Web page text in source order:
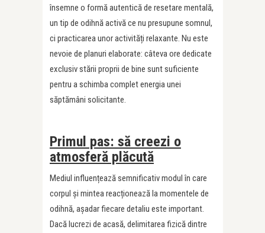
însemne o formă autentică de resetare mentală,
un tip de odihnă activă ce nu presupune somnul,
ci practicarea unor activități relaxante. Nu este
nevoie de planuri elaborate: câteva ore dedicate
exclusiv stării proprii de bine sunt suficiente
pentru a schimba complet energia unei
săptămâni solicitante.
Primul pas: să creezi o
atmosferă plăcută
Mediul influențează semnificativ modul în care
corpul și mintea reacționează la momentele de
odihnă, așadar fiecare detaliu este important.
Dacă lucrezi de acasă, delimitarea fizică dintre